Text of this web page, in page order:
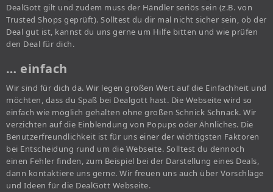
DealGott gilt und zudem muss der Händler seriös sein (z.B. von
Trusted Shops geprüft). Solltest du dir mal nicht sicher sein, ob der
Deal gut ist, kannst du uns gerne um Hilfe bitten und wie prüfen
den Deal für dich.
… einfach
Wir sind für dich da. Wir legen großen Wert auf die Einfachheit und
möchten, dass du Spaß bei Dealgott hast. Die Webseite wird so
einfach wie möglich gehalten ohne großen Schnick Schnack. Wir
verzichten auf die Einblendung von Popups oder Ähnliches. Die
Benutzerfreundlichkeit ist für uns einer der wichtigsten Faktoren
bei Entscheidung rund um die Webseite. Solltest du dennoch
einen Fehler finden, zum Beispiel bei der Darstellung eines Deals,
dann kontaktiere uns gerne. Wir freuen uns auch über Vorschläge
und Ideen für die DealGott Webseite.